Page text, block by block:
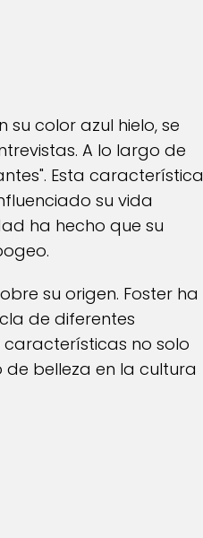
su color azul hielo, se
A lo largo de
Esta característica
su vida
ha hecho que su
su origen. Foster ha
de diferentes
no solo
belleza en la cultura